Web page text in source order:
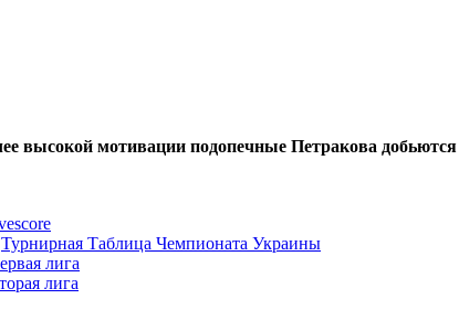
высокой мотивации подопечные Петракова
Турнирная Таблица Чемпионата Украины
лига
лига